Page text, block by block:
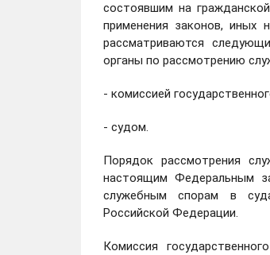
состоявшим на
применения законов, иных
рассматриваются
органы по рассмотрению
- комиссией
- судом.
Порядок рассмотрения
настоящим Федеральным
служебным спорам в
Российской Федерации.
Комиссия